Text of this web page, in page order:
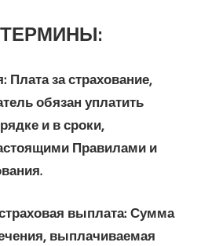
Плата за страхование,
обязан уплатить
и в сроки,
Правилами и
выплата: Сумма
выплачиваемая